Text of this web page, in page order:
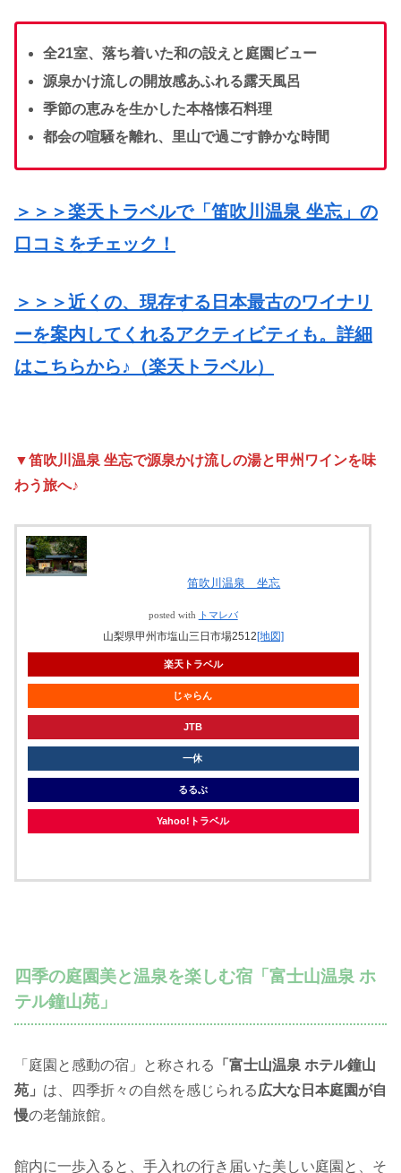
全21室、落ち着いた和の設えと庭園ビュー
源泉かけ流しの開放感あふれる露天風呂
季節の恵みを生かした本格懐石料理
都会の喧騒を離れ、里山で過ごす静かな時間
＞＞＞楽天トラベルで「笛吹川温泉 坐忘」の
口コミをチェック！
＞＞＞近くの、現存する日本最古のワイナリ
ーを案内してくれるアクティビティも。詳細
はこちらから♪（楽天トラベル）
▼笛吹川温泉 坐忘で源泉かけ流しの湯と甲州ワインを味
わう旅へ♪
笛吹川温泉 坐忘
posted with トマレバ
山梨県甲州市塩山三日市場2512 [地図]
楽天トラベル
じゃらん
JTB
一休
るるぶ
Yahoo!トラベル
四季の庭園美と温泉を楽しむ宿「富士山温泉 ホ
テル鐘山苑」
「庭園と感動の宿」と称される
「富士山温泉 ホテル鐘山
苑」 は、四季折々の自然を感じられる広大な日本庭園が自
慢の老舗旅館。
館内に一歩入ると、手入れの行き届いた美しい庭園と、そ